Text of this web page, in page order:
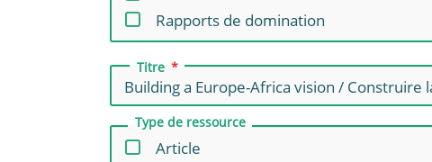
Rapports de domination
Titre
Type de ressource
Article